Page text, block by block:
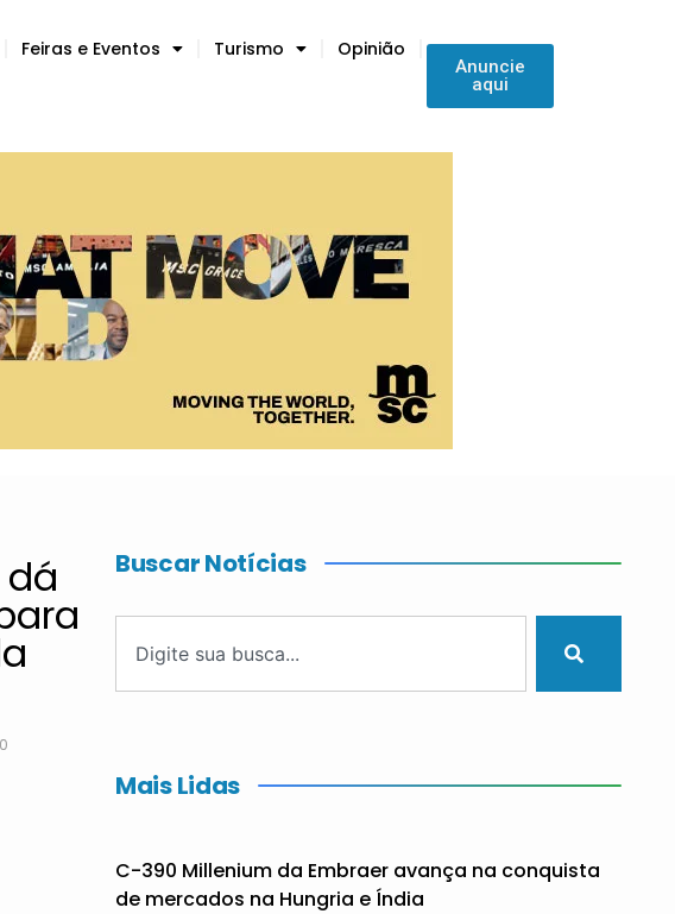
Feiras e Eventos Turismo Opinião
Anuncie
aqui
dá Buscar Notícias
Mais Lidas
C-390 Millenium da Embraer avança na conquista
de mercados na Hungria e Índia